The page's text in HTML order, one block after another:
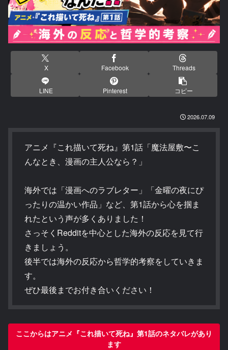
X Facebook Threads
LINE Pinterest コピー
2026.07.09
アニメ『これ描いて死ね』第1話「魔法屋敷〜こ
んなとき、漫画の主人公なら？」
海外では「漫画へのラブレター」「金曜の夜にぴ
ったりの温かい作品」など、第1話から心を掴ま
れたという声が多くありました！
さっそくRedditを中心とした海外の反応を見て行
きましょう。
後半では海外の反応から哲学的考察をしていきま
す。
ぜひ最後までお付き合いください！
ここからはアニメ『これ描いて死ね』第1話のネタバレがあり
ます